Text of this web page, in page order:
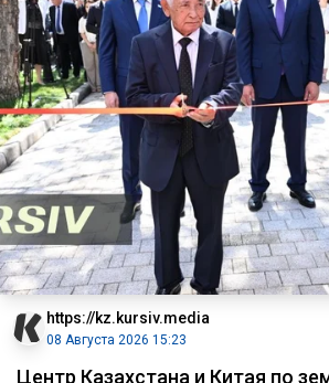
https://kz.kursiv.media
08 Августа 2026 15:23
Центр Казахстана и Китая по